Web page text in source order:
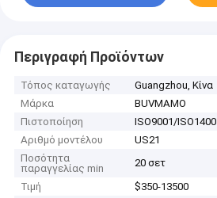
Περιγραφή Προϊόντων
Τόπος καταγωγής
Guangzhou, Κίνα
Μάρκα
BUVMAMO
Πιστοποίηση
ISO9001/
Αριθμό μοντέλου
US21
Ποσότητα
παραγγελίας min
20 σετ
Τιμή
$350-13500